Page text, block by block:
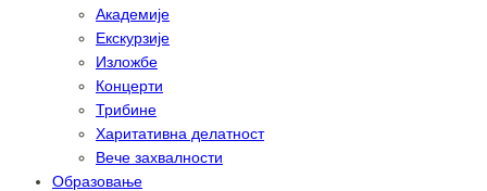
Академије
Екскурзије
Изложбе
Концерти
Трибине
Харитативна делатност
Вече захвалности
Образовање